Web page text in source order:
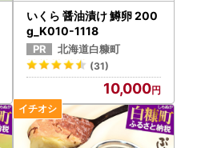
いくら 醤油漬け 鱒卵 200
g_K010-1118
北海道白糠町
(31)
10,000